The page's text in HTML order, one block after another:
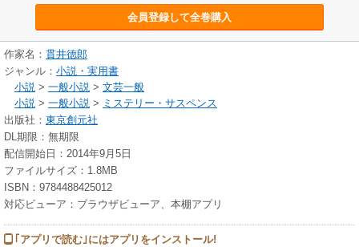
会員登録して全巻購入
作家名： 貫井徳郎
ジャンル： 小説・実用書
小説 > 一般小説 > 文芸一般
小説 > 一般小説 > ミステリー・サスペンス
出版社： 東京創元社
DL期限：無期限
配信開始日：2014年9月5日
ファイルサイズ：1.8MB
ISBN：9784488425012
対応ビューア：ブラウザビューア、本棚アプリ
｢アプリで読む｣にはアプリをインストール!